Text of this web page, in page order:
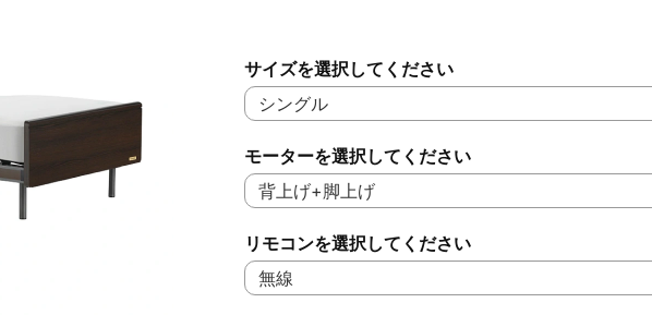
サイズを選択してください
モーターを選択してください
リモコンを選択してください